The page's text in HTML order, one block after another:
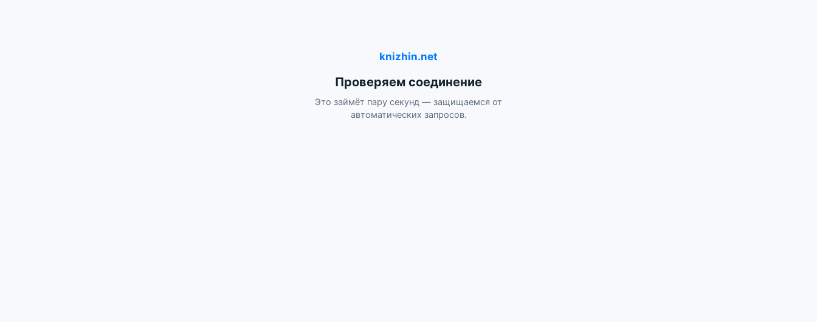
knizhin.net
Проверяем соединение
Это займёт пару секунд — защищаемся от
автоматических запросов.